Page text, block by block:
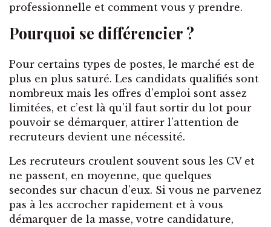
professionnelle et comment vous y prendre.
Pourquoi se différencier ?
Pour certains types de postes, le marché est de
plus en plus saturé. Les candidats qualifiés sont
nombreux mais les offres d’emploi sont assez
limitées, et c’est là qu’il faut sortir du lot pour
pouvoir se démarquer, attirer l’attention de
recruteurs devient une nécessité.
Les recruteurs croulent souvent sous les CV et
ne passent, en moyenne, que quelques
secondes sur chacun d’eux. Si vous ne parvenez
pas à les accrocher rapidement et à vous
démarquer de la masse, votre candidature,